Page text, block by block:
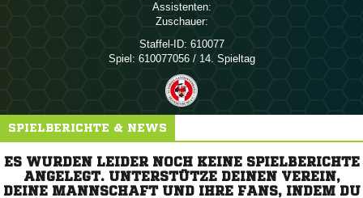
Assistenten:
Zuschauer:
Staffel-ID: 610077
Spiel: 610077056 / 14. Spieltag
SPIELBERICHTE & NEWS
ES WURDEN LEIDER NOCH KEINE SPIELBERICHTE
ANGELEGT. UNTERSTÜTZE DEINEN VEREIN,
DEINE MANNSCHAFT UND IHRE FANS, INDEM DU